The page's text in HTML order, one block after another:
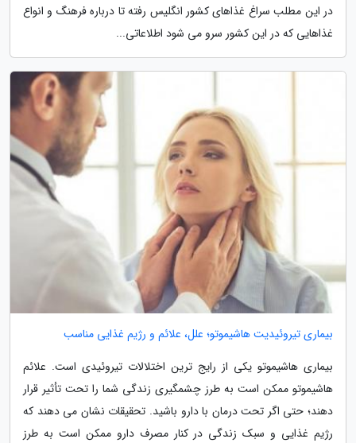
در این مطلب سراغ غذاهای کشور انگلیس رفته تا درباره فرهنگ و انواع
غذاهایی که در این کشور سرو می شود اطلاعاتی...
بیماری تیروئیدیت هاشیموتو؛ علل، علائم و رژیم غذایی مناسب
بیماری هاشیموتو یکی از رایج ترین اختلالات تیروئیدی است. علائم
هاشیموتو ممکن است به طرز چشمگیری زندگی شما را تحت تأثیر قرار
دهند؛ حتی اگر تحت درمان با دارو باشید. تحقیقات نشان می دهند که
رژیم غذایی و سبک زندگی در کنار مصرف دارو ممکن است به طرز